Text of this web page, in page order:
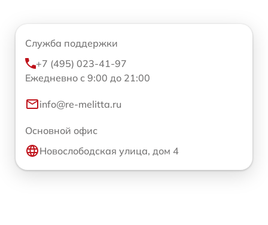
Служба поддержки
+7 (495) 023-41-97
Ежедневно с 9:00 до 21:00
info@re-melitta.ru
Основной офис
Новослободская улица, дом 4